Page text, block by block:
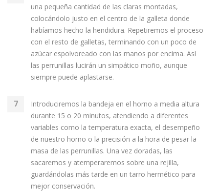
una pequeña cantidad de las claras montadas,
colocándolo justo en el centro de la galleta donde
habíamos hecho la hendidura. Repetiremos el proceso
con el resto de galletas, terminando con un poco de
azúcar espolvoreado con las manos por encima. Así
las perrunillas lucirán un simpático moño, aunque
siempre puede aplastarse.
Introduciremos la bandeja en el horno a media altura
durante 15 o 20 minutos, atendiendo a diferentes
variables como la temperatura exacta, el desempeño
de nuestro horno o la precisión a la hora de pesar la
masa de las perrunillas. Una vez doradas, las
sacaremos y atemperaremos sobre una rejilla,
guardándolas más tarde en un tarro hermético para
mejor conservación.